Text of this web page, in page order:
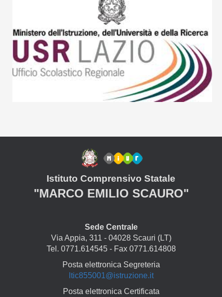
Istituto Comprensivo Statale
"MARCO EMILIO SCAURO"
Sede Centrale
Via Appia, 311 - 04028 Scauri (LT)
Tel. 0771.614545 - Fax 0771.614808
Posta elettronica Segreteria
ltic855001@istruzione.it
Posta elettronica Certificata